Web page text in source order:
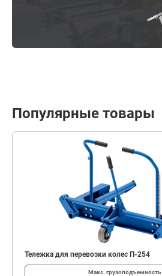
Популярные товары
Тележка для перевозки колес П-254
Макс. грузоподъемность